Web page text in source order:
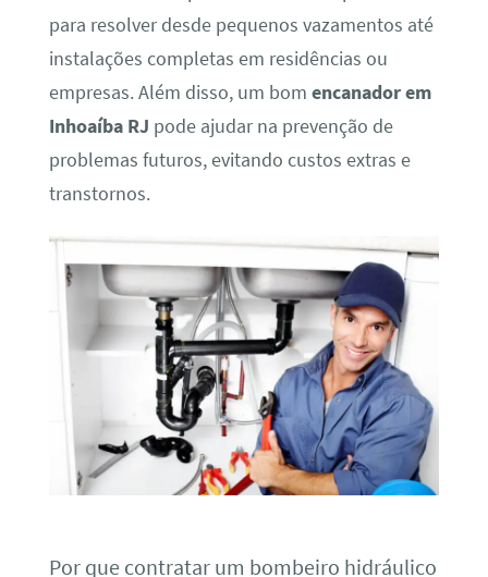
para resolver desde pequenos vazamentos até
instalações completas em residências ou
empresas. Além disso, um bom encanador em
Inhoaíba RJ pode ajudar na prevenção de
problemas futuros, evitando custos extras e
transtornos.
Por que contratar um bombeiro hidráulico